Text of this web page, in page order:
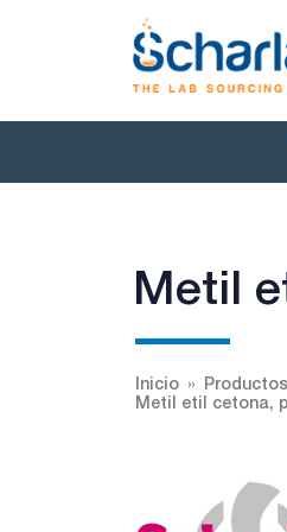
Metil
Inicio
Metil etil cetona,